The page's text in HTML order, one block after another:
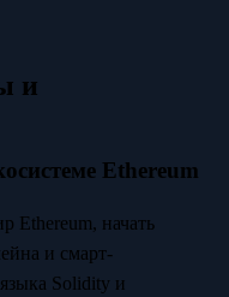
и
Ethereum
Ethereum, начать
и смарт-
Solidity и